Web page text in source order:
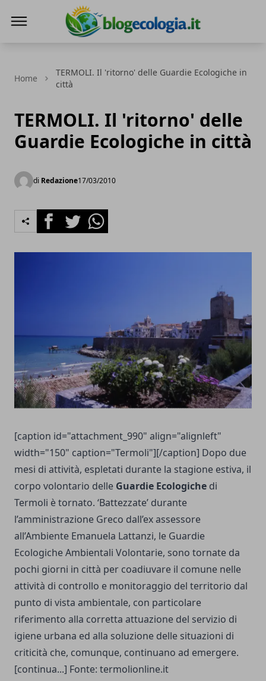
Home
TERMOLI. Il 'ritorno' delle Guardie Ecologiche in
città
TERMOLI. Il 'ritorno' delle
Guardie Ecologiche in città
di Redazione17/03/2010
FacebookTwitterWhatsapp
[caption id="attachment_990" align="alignleft"
width="150" caption="Termoli"][/caption] Dopo due
mesi di attività, espletati durante la stagione estiva, il
corpo volontario delle Guardie Ecologiche di
Termoli è tornato. ‘Battezzate’ durante
l’amministrazione Greco dall’ex assessore
all’Ambiente Emanuela Lattanzi, le Guardie
Ecologiche Ambientali Volontarie, sono tornate da
pochi giorni in città per coadiuvare il comune nelle
attività di controllo e monitoraggio del territorio dal
punto di vista ambientale, con particolare
riferimento alla corretta attuazione del servizio di
igiene urbana ed alla soluzione delle situazioni di
criticità che, comunque, continuano ad emergere.
[continua...] Fonte: termolionline.it